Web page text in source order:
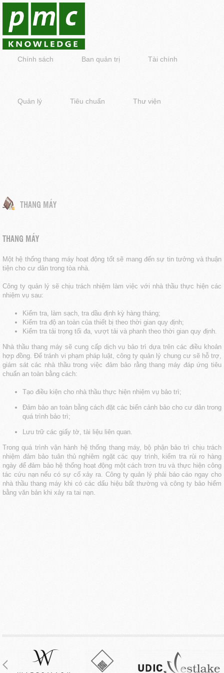
Chính sách Ban quản trị Tài chính
Quản lý Tiêu chuẩn Thư viện
THANG MÁY
THANG MÁY
Một hệ thống thang máy hoạt động tốt sẽ mang đến sự tin tưởng và thuận
tiện cho cư dân trong tòa nhà.
Công ty quản lý sẽ chịu trách nhiệm làm việc với nhà thầu thực hiện các
nhiệm vụ sau:
Kiểm tra, làm sạch, tra dầu định kỳ hàng tháng;
Kiểm tra độ an toàn của thiết bị theo thời gian quy định;
Kiểm tra tải trọng tối đa, vượt tải và phanh theo thời gian quy định.
Nhà thầu thang máy sẽ cung cấp dịch vụ bảo trì dựa trên các điều khoản
hợp đồng. Để tránh vi phạm pháp luật, công ty quản lý chung cư sẽ hỗ trợ,
giám sát các nhà thầu trong việc đảm bảo rằng thang máy đáp ứng tiêu
chuẩn an toàn bằng cách:
Tạo điều kiện cho nhà thầu thực hiện nhiệm vụ bảo trì;
Đảm bảo an toàn bằng cách đặt các biển cảnh bảo cho cư dân trong
quá trình bảo trì;
Lưu trữ các giấy tờ, tài liệu liên quan.
Trong quá trình vận hành hệ thống thang máy, bộ phận bảo trì chịu trách
nhiệm đảm bảo tuân thủ nghiêm ngặt các quy trình, kiểm tra rủi ro hàng
ngày để đảm bảo hệ thống hoạt động một cách trơn tru và thực hiện công
tác cứu nạn nếu có sự cố xảy ra. Công ty quản lý phải báo cáo ngay cho
nhà thầu thang máy khi có các dấu hiệu bất thường và công ty bảo hiểm
bằng văn bản khi xảy ra tai nạn.